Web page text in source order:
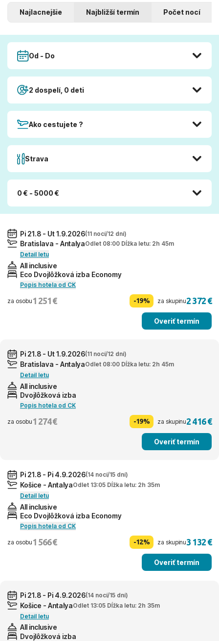
Najlacnejšie Najbližší termín Počet nocí
Od - Do
2 dospelí, 0 deti
Ako cestujete ?
Strava
0 € - 5000 €
Pi 21.8 - Ut 1.9.2026(11 nocí/12 dní)
Bratislava - AntalyaOdlet 08:00 Dĺžka letu: 2h 45m
Detail letu
All inclusive
Eco Dvojlôžková izba Economy
Popis hotela od CK
za osobu 1 251 € -19% za skupinu2 372 €
Overiť termín
Pi 21.8 - Ut 1.9.2026(11 nocí/12 dní)
Bratislava - AntalyaOdlet 08:00 Dĺžka letu: 2h 45m
Detail letu
All inclusive
Dvojlôžková izba
Popis hotela od CK
za osobu 1 274 € -19% za skupinu2 416 €
Overiť termín
Pi 21.8 - Pi 4.9.2026(14 nocí/15 dní)
Košice - AntalyaOdlet 13:05 Dĺžka letu: 2h 35m
Detail letu
All inclusive
Eco Dvojlôžková izba Economy
Popis hotela od CK
za osobu 1 566 € -12% za skupinu3 132 €
Overiť termín
Pi 21.8 - Pi 4.9.2026(14 nocí/15 dní)
Košice - AntalyaOdlet 13:05 Dĺžka letu: 2h 35m
Detail letu
All inclusive
Dvojlôžková izba